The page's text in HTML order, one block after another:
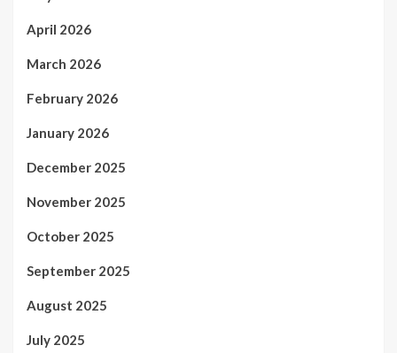
April 2026
March 2026
February 2026
January 2026
December 2025
November 2025
October 2025
September 2025
August 2025
July 2025